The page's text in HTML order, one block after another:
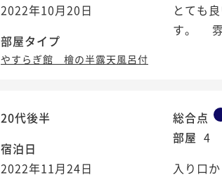
2022年10月20日
部屋タイプ
やすらぎ館 檜の半露天風呂付
とても
す。 雰
20代後半
宿泊日
2022年11月24日
総合点
部屋 4
入り口